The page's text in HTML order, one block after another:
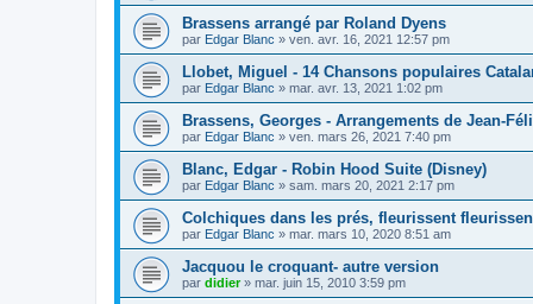
Brassens arrangé par Roland Dyens
par Edgar Blanc » ven. avr. 16, 2021 12:57 pm
Llobet, Miguel - 14 Chansons populaires
par Edgar Blanc » mar. avr. 13, 2021 1:02 pm
Brassens, Georges - Arrangements de Jean-
par Edgar Blanc » ven. mars 26, 2021 7:40 pm
Blanc, Edgar - Robin Hood Suite (Disney)
par Edgar Blanc » sam. mars 20, 2021 2:17 pm
Colchiques dans les prés, fleurissent
par Edgar Blanc » mar. mars 10, 2020 8:51 am
Jacquou le croquant- autre version
par didier» mar. juin 15, 2010 3:59 pm